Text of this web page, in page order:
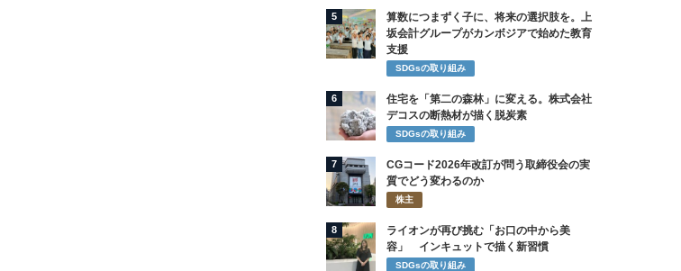
5
算数につまずく子に、将来の選択肢を。上
坂会計グループがカンボジアで始めた教育
支援
SDGsの取り組み
6
住宅を「第二の森林」に変える。株式会社
デコスの断熱材が描く脱炭素
SDGsの取り組み
7
CGコード2026年改訂が問う取締役会の実
質でどう変わるのか
株主
8
ライオンが再び挑む「お口の中から美
容」 インキュットで描く新習慣
SDGsの取り組み